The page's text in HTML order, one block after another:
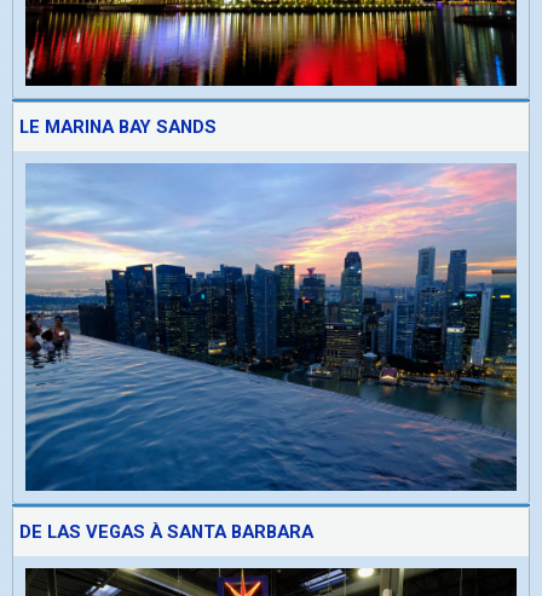
LE MARINA BAY SANDS
DE LAS VEGAS À SANTA BARBARA